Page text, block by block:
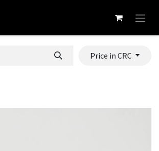
Price in CRC